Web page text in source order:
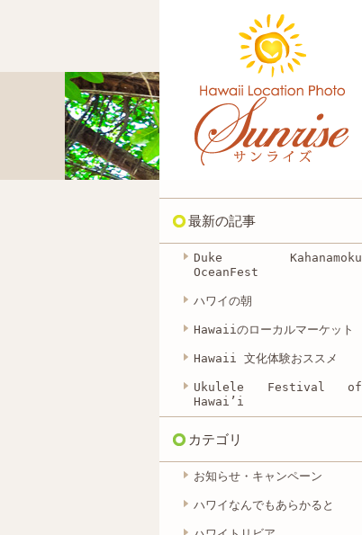
最新の記事
Duke Kahanamoku
OceanFest
ハワイの朝
Hawaiiのローカルマーケット
Hawaii 文化体験おススメ
Ukulele Festival of
Hawai’i
カテゴリ
お知らせ・キャンペーン
ハワイなんでもあらかると